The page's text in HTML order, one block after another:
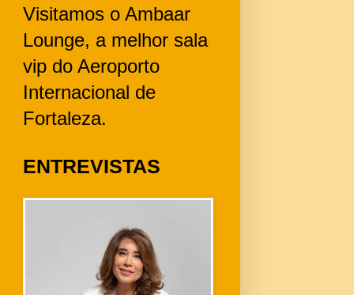
Visitamos o Ambaar
Lounge, a melhor sala
vip do Aeroporto
Internacional de
Fortaleza.
ENTREVISTAS